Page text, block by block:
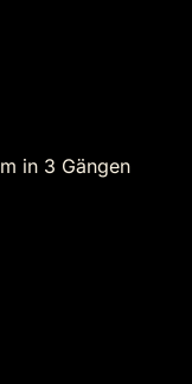
in 3 Gängen